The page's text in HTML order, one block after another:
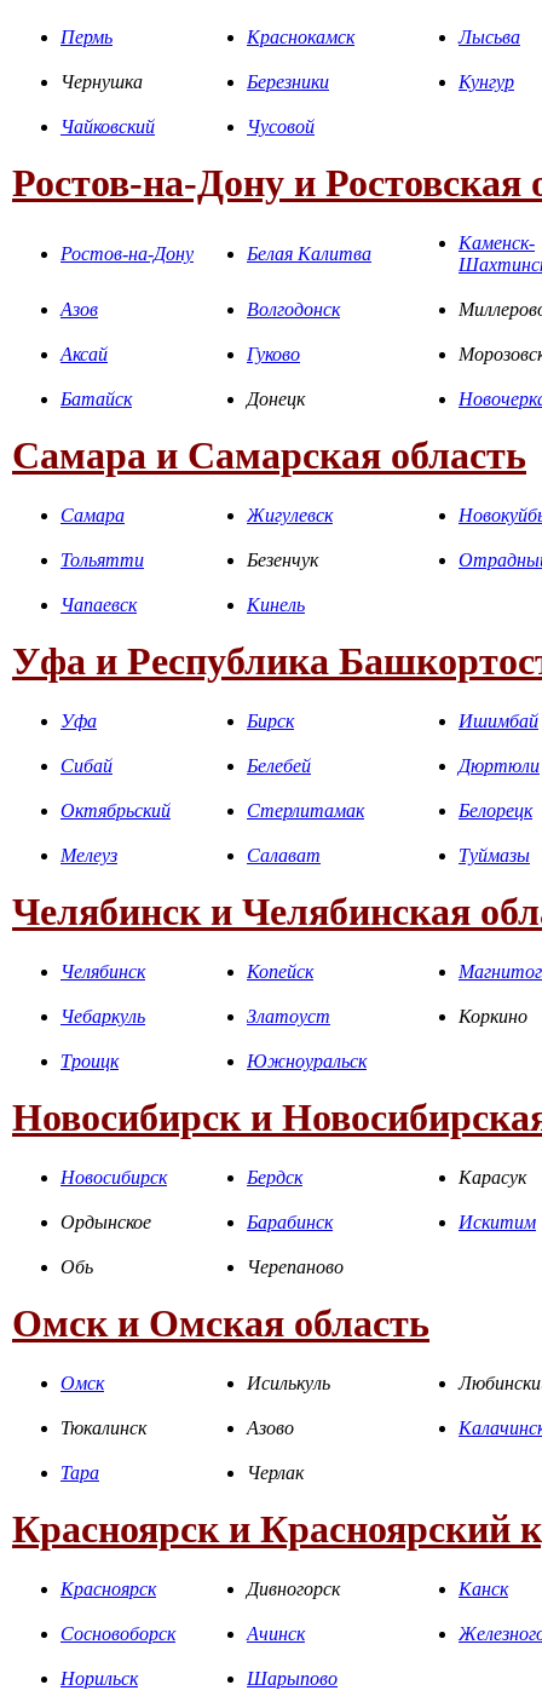
Пермь Краснокамск Лысьва
Чернушка Березники Кунгур
Чайковский Чусовой
Ростов-на-Дону и Ростовская
Ростов-на-Дону Белая Калитва
Каменск-
Азов Волгодонск
Аксай Гуково
Батайск Донецк
Самара и Самарская область
Самара Жигулевск
Тольятти Безенчук
Чапаевск Кинель
Уфа и Республика
Уфа Бирск Ишимбай
Сибай Белебей Дюртюли
Октябрьский Стерлитамак Белорецк
Мелеуз Салават Туймазы
Челябинск и Челябинская
Челябинск Копейск
Чебаркуль Златоуст Коркино
Троицк Южноуральск
Новосибирск и
Новосибирск Бердск Карасук
Ордынское Барабинск Искитим
Обь Черепаново
Омск и Омская область
Омск Исилькуль
Тюкалинск Азово
Тара Черлак
Красноярск и Красноярский
Красноярск Дивногорск Канск
Сосновоборск Ачинск
Норильск Шарыпово